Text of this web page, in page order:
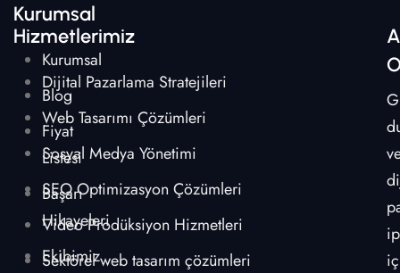
Kurumsal
Kurumsal
Blog
Fiyat
Listesi
Başarı
Hikayeleri
Ekibimiz
Hizmetlerimiz
Dijital Pazarlama Stratejileri
Web Tasarımı Çözümleri
Sosyal Medya Yönetimi
SEO Optimizasyon Çözümleri
Video Prodüksiyon Hizmetleri
Sektörel web tasarım çözümleri